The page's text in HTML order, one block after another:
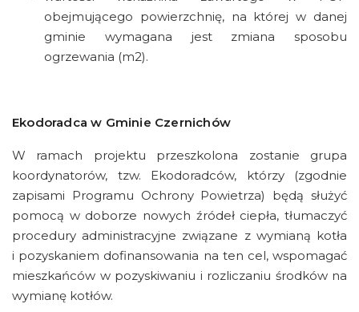
obejmującego powierzchnię, na której w danej
gminie wymagana jest zmiana sposobu
ogrzewania (m2).
Ekodoradca w Gminie Czernichów
W ramach projektu przeszkolona zostanie grupa
koordynatorów, tzw. Ekodoradców, którzy (zgodnie
zapisami Programu Ochrony Powietrza) będą służyć
pomocą w doborze nowych źródeł ciepła, tłumaczyć
procedury administracyjne związane z wymianą kotła
i pozyskaniem dofinansowania na ten cel, wspomagać
mieszkańców w pozyskiwaniu i rozliczaniu środków na
wymianę kotłów.